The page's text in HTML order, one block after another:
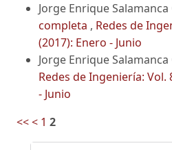
Jorge Enrique Salamanca
completa , Redes de
(2017): Enero - Junio
Jorge Enrique Salamanca
Redes de Ingeniería: Vol.
- Junio
<<< 1 2